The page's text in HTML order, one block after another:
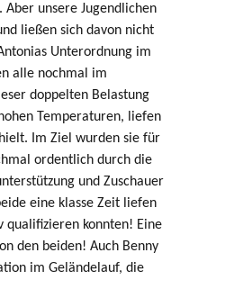
Aber unsere Jugendlichen
ließen sich davon nicht
Unterordnung im
alle nochmal im
doppelten Belastung
Temperaturen, liefen
Im Ziel wurden sie für
ordentlich durch die
und Zuschauer
eine klasse Zeit liefen
qualifizieren konnten! Eine
den beiden! Auch Benny
im Geländelauf, die